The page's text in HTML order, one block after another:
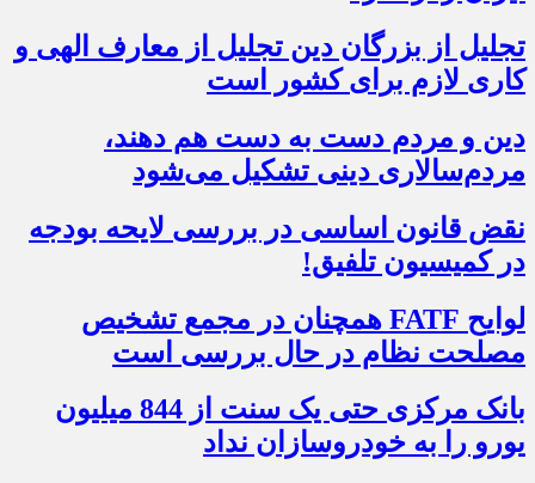
تجلیل از بزرگان دین تجلیل از معارف الهی و
کاری لازم برای کشور است
دین و مردم دست به‌ دست هم دهند،
مردم‌سالاری دینی تشکیل می‌شود
نقض قانون اساسی در بررسی لایحه بودجه
در کمیسیون تلفیق!
لوایح FATF همچنان در مجمع تشخیص
مصلحت نظام در حال بررسی است
بانک مرکزی حتی یک سنت از 844 میلیون
یورو را به خودروسازان نداد